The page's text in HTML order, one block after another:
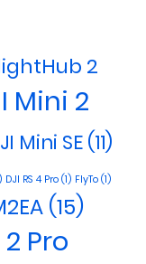
2
Mini 2
Mini SE (11)
DJI RS 4 Pro (1) FlyTo (1)
(15)
Pro